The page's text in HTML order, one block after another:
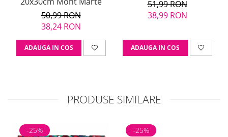
50,99 RON
38,24 RON
ADAUGA IN COS
51,99 RON
38,99 RON
ADAUGA IN COS
PRODUSE SIMILARE
-25% -25%